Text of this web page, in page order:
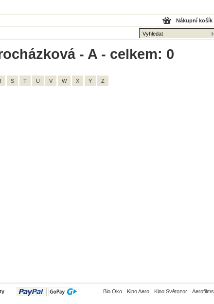
Nákupní košík
- A - celkem: 0
S T U V W X Y Z
Bio Oko Kino Aero Kino Světozor Aerofilms